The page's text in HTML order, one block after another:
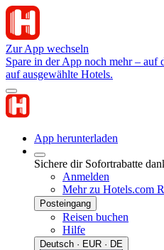
Zur App wechseln
Spare in der App noch mehr – auf
auf ausgewählte Hotels.
App herunterladen
Sichere dir Sofortrabatte
Anmelden
Mehr zu Hotels.com
Posteingang
Reisen buchen
Hilfe
Deutsch · EUR · DE